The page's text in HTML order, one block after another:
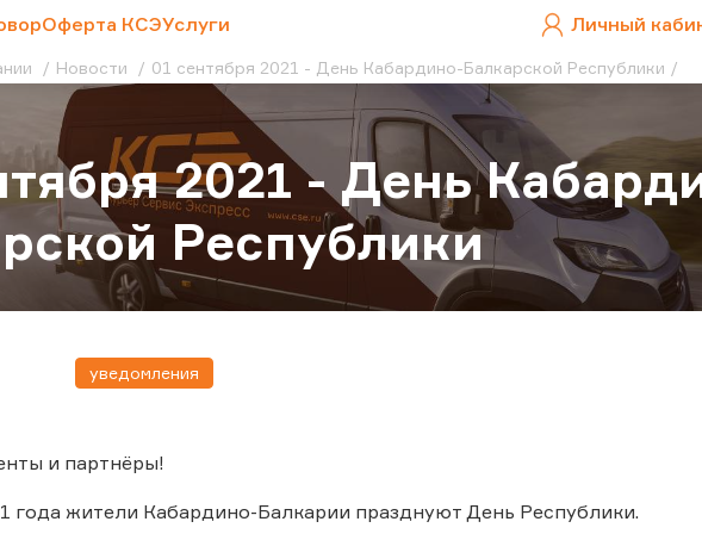
Оферта КСЭУслуги Личный
Новости 01 сентября 2021 - День Кабардино-Балкарской Республики
2021 - День
Республики
уведомления
и партнёры!
года жители Кабардино-Балкарии празднуют День Республики.